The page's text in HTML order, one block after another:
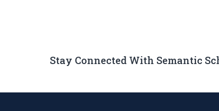
Stay Connected With Semantic